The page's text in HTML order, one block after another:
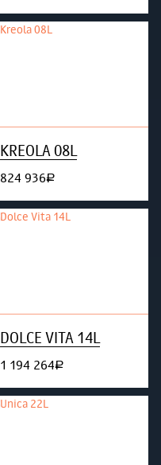
KREOLA 08L
824 936руб.
DOLCE VITA 14L
1 194 264руб.